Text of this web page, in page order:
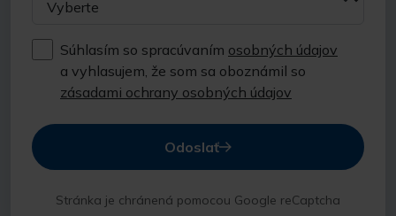
Súhlasím so spracúvaním osobných údajov
a vyhlasujem, že som sa oboznámil so
zásadami ochrany osobných údajov
Odoslať
Stránka je chránená pomocou Google reCaptcha